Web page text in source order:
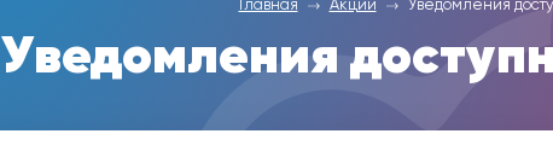
Главная Акции Уведомления
Уведомления